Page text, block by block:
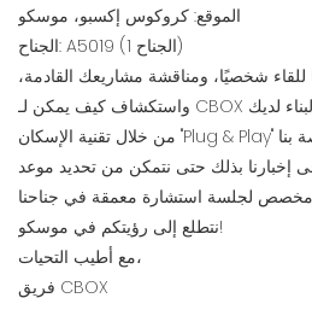
الموقع: كروكوس إكسبو، موسكو
الجناح: A5019 (الجناح 1)
للقاء شخصيًا، ومناقشة مشاريعك القادمة،
واستكشاف كيف يمكن لـ CBOX مساعدتك في تحسين كفاءة البناء لديك
إخبارنا بذلك حتى نتمكن من تحديد موعد
نتطلع إلى رؤيتكم في موسكو!
مع أطيب التحيات،
فريق CBOX